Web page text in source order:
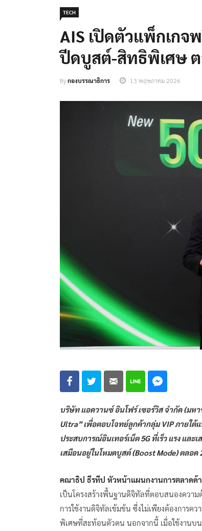
TECH
AIS เปิดตัวแพ็กเกจพ
ปีดบูสต์-สิทธิพิเศษ
Byกองบรรณาธิการ 13 พฤษภาคม 2026
บริษัท แอดวานซ์ อินโฟร์ เซอร์วิส จำกัด (มห
Ultra” เพื่อตอบโจทย์ลูกค้ากลุ่ม VIP ภายใต้
ประสบการณ์อินเทอร์เน็ต 5G ที่เร็ว แรง แล
เสมือนอยู่ในโหมดบูสต์ (Boost Mode) ตลอ
คณาธิป ธีรทีป หัวหน้าแผนกงานการตลาดด้
เป็นโครงสร้างพื้นฐานดิจิทัลที่ตอบสนองควา
การใช้งานดิจิทัลเข้มข้น ซึ่งไม่เพียงต้องการค
พิเศษที่สะท้อนตัวตน นอกจากนี้ เมื่อใช้งานบ